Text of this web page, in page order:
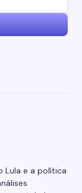
Lula e a política